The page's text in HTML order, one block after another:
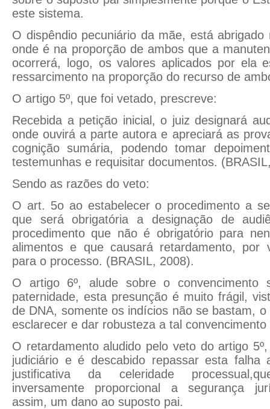
este sistema.
O dispêndio pecuniário da mãe, está abrigado
onde é na proporção de ambos que a
ocorrerá, logo, os valores aplicados por ela
ressarcimento na proporção do recurso de
O artigo 5º, que foi vetado, prescreve:
Recebida a petição inicial, o juiz designará
onde ouvirá a parte autora e apreciará as
cognição sumária, podendo tomar
testemunhas e requisitar documentos.
Sendo as razões do veto:
O art. 5o ao estabelecer o procedimento a
que será obrigatória a designação de
procedimento que não é obrigatório para
alimentos e que causará retardamento, por
para o processo. (BRASIL, 2008).
O artigo 6º, alude sobre o convencimento
paternidade, esta presunção é muito frágil,
de DNA, somente os indícios não se bastam, o
esclarecer e dar robusteza a tal
O retardamento aludido pelo veto do artigo
judiciário e é descabido repassar esta
justificativa da celeridade
inversamente proporcional a segurança
assim, um dano ao suposto pai.